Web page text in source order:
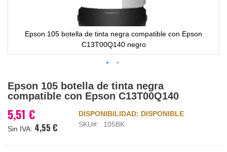
Epson 105 botella de tinta negra compatible con Epson
C13T00Q140 negro
al
comienzo
la
galería
Epson 105 botella de tinta negra
compatible con Epson C13T00Q140
5,51 €
4,55 €
DISPONIBILIDAD: DISPONIBLE
SKU
105BK